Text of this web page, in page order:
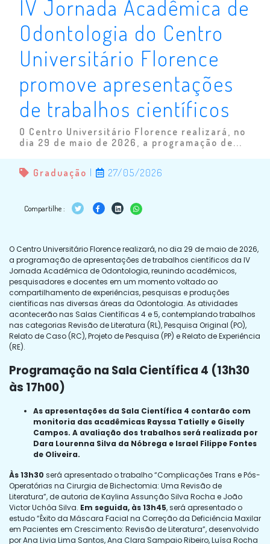
IV Jornada Acadêmica de
Odontologia do Centro
Universitário Florence
promove apresentações
de trabalhos científicos
O Centro Universitário Florence realizará, no
dia 29 de maio de 2026, a programação de...
Graduação | 27/05/2026
Compartilhe :
O Centro Universitário Florence realizará, no dia 29 de maio de 2026,
a programação de apresentações de trabalhos científicos da IV
Jornada Acadêmica de Odontologia, reunindo acadêmicos,
pesquisadores e docentes em um momento voltado ao
compartilhamento de experiências, pesquisas e produções
científicas nas diversas áreas da Odontologia. As atividades
acontecerão nas Salas Científicas 4 e 5, contemplando trabalhos
nas categorias Revisão de Literatura (RL), Pesquisa Original (PO),
Relato de Caso (RC), Projeto de Pesquisa (PP) e Relato de Experiência
(RE).
Programação na Sala Científica 4 (13h30
às 17h00)
As apresentações da Sala Científica 4 contarão com
monitoria das acadêmicas Rayssa Tatielly e Giselly
Campos. A avaliação dos trabalhos será realizada por
Dara Lourenna Silva da Nóbrega e Israel Filippe Fontes
de Oliveira.
Às 13h30 será apresentado o trabalho “Complicações Trans e Pós-
Operatórias na Cirurgia de Bichectomia: Uma Revisão de
Literatura”, de autoria de Kaylina Assunção Silva Rocha e João
Victor Uchôa Silva. Em seguida, às 13h45, será apresentado o
estudo “Êxito da Máscara Facial na Correção da Deficiência Maxilar
em Pacientes em Crescimento: Revisão de Literatura”, desenvolvido
por Ana Livia Lima Santos, Ana Clara Sampaio Ribeiro, Luísa Rocha